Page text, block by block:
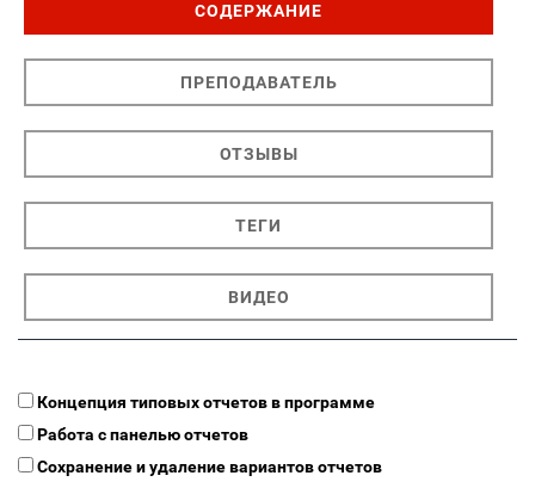
СОДЕРЖАНИЕ
ПРЕПОДАВАТЕЛЬ
ОТЗЫВЫ
ТЕГИ
ВИДЕО
Концепция типовых отчетов в программе
Работа с панелью отчетов
Сохранение и удаление вариантов отчетов